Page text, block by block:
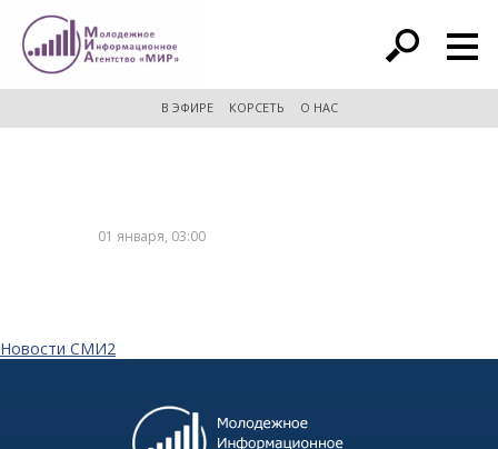
расширенный поиск
В ЭФИРЕ КОРСЕТЬ О НАС
01 января, 03:00
Новости СМИ2